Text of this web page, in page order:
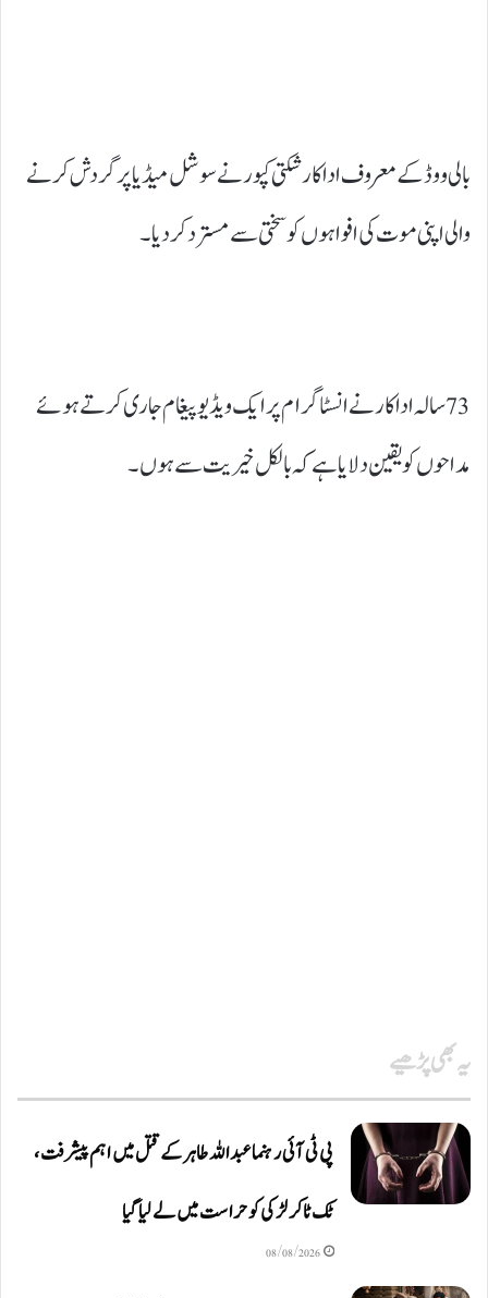
بالی ووڈ کے معروف اداکار شکتی کپور نے سوشل میڈیا پر گردش کرنے
والی اپنی موت کی افواہوں کو سختی سے مسترد کر دیا۔
73 سالہ اداکار نے انسٹاگرام پر ایک ویڈیو پیغام جاری کرتے ہوئے
مداحوں کو یقین دلایا ہے کہ بالکل خیریت سے ہوں۔
یہ بھی پڑھیے
پی ٹی آئی رہنما عبداللہ طاہر کے قتل میں اہم پیشرفت،
ٹک ٹاکر لڑکی کو حراست میں لے لیا گیا
08/08/2026